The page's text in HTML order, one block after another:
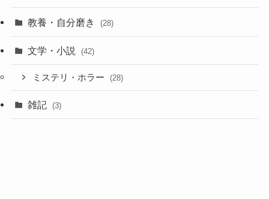
教養・自分磨き (28)
文学・小説 (42)
ミステリ・ホラー (28)
雑記 (3)